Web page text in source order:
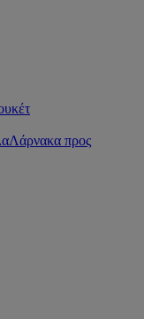
Λάρνακα προς